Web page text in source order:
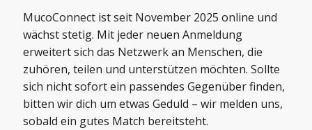
MucoConnect ist seit November 2025 online und
wächst stetig. Mit jeder neuen Anmeldung
erweitert sich das Netzwerk an Menschen, die
zuhören, teilen und unterstützen möchten. Sollte
sich nicht sofort ein passendes Gegenüber finden,
bitten wir dich um etwas Geduld – wir melden uns,
sobald ein gutes Match bereitsteht.